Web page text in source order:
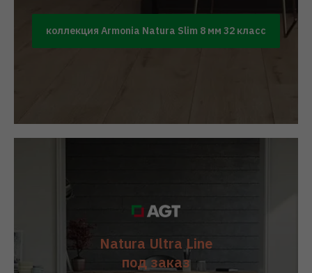
коллекция Armonia Natura Slim 8 мм 32 класс
Natura Ultra Line
под заказ